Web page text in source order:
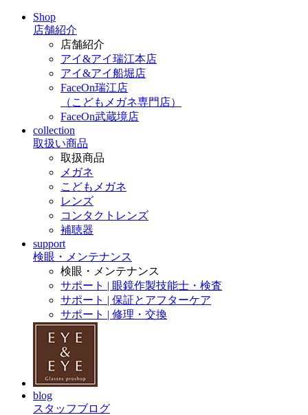
Shop
店舗紹介
店舗紹介
アイ&アイ瑞江本店
アイ&アイ船堀店
FaceOn瑞江店
（こどもメガネ専門店）
FaceOn武蔵境店
collection
取扱い商品
取扱商品
メガネ
こどもメガネ
レンズ
コンタクトレンズ
補聴器
support
検眼・メンテナンス
検眼・メンテナンス
サポート | 眼鏡作製技能士・検査
サポート | 保証とアフターケア
サポート | 修理・交換
blog
スタッフブログ